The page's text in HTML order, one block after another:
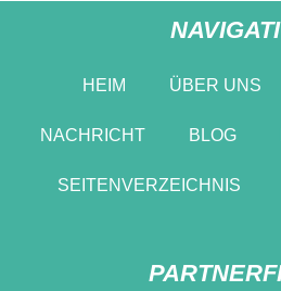
HEIM ÜBER UNS
NACHRICHT BLOG
SEITENVERZEICHNIS